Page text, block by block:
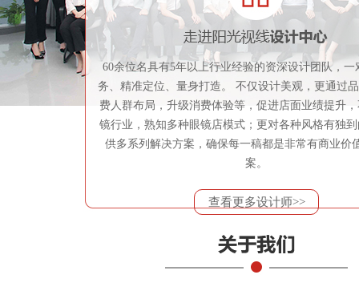
60余位名具有5年以上行业经验的资深设计团队，一
务、精准定位、量身打造。 不仅设计美观，更通过
费人群布局，升级消费体验等，促进店面业绩提升
镜行业，熟知多种眼镜店模式；更对各种风格有独
供多系列解决方案，确保每一稿都是非常有商业价
案。
查看更多设计师>>